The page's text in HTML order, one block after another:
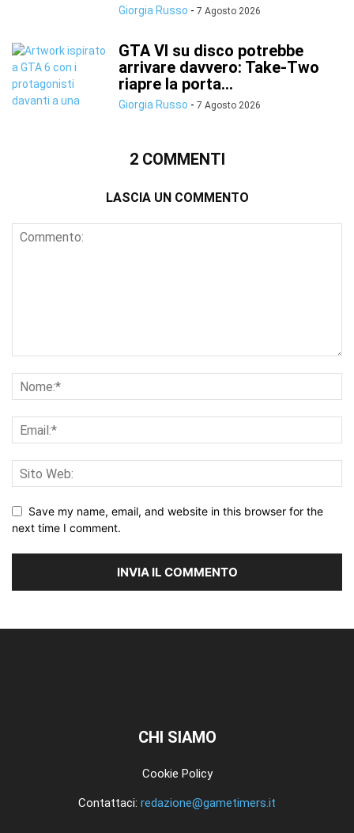
Giorgia Russo - 7 Agosto 2026
GTA VI su disco potrebbe
arrivare davvero: Take-Two
riapre la porta...
Giorgia Russo - 7 Agosto 2026
2 COMMENTI
LASCIA UN COMMENTO
Save my name, email, and website in this browser for the
next time I comment.
CHI SIAMO
Cookie Policy
Contattaci: redazione@gametimers.it